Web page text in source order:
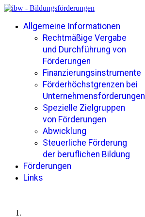
Allgemeine Informationen
Rechtmäßige Vergabe
und Durchführung von
Förderungen
Finanzierungsinstrumente
Förderhöchstgrenzen bei
Unternehmensförderungen
Spezielle Zielgruppen
von Förderungen
Abwicklung
Steuerliche Förderung
der beruflichen Bildung
Förderungen
Links